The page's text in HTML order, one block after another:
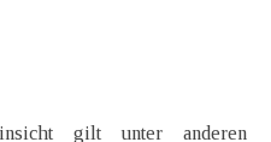
gilt unter anderen